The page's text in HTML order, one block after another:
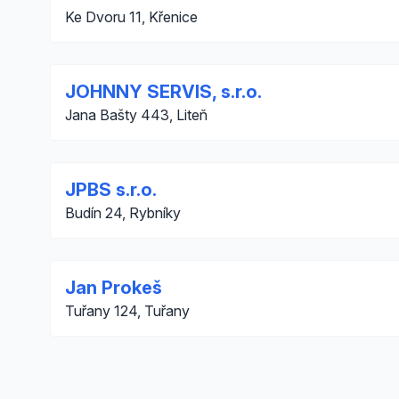
Ke Dvoru 11, Křenice
JOHNNY SERVIS, s.r.o.
Jana Bašty 443, Liteň
JPBS s.r.o.
Budín 24, Rybníky
Jan Prokeš
Tuřany 124, Tuřany